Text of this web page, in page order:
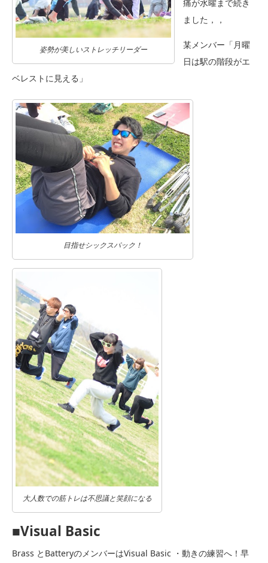
姿勢が美しいストレッチリーダー
痛が水曜まで続き
ました，，
某メンバー「月曜
日は駅の階段がエ
ベレストに見える」
目指せシックスパック！
大人数での筋トレは不思議と笑顔になる
■Visual Basic
Brass とBatteryのメンバーはVisual Basic ・動きの練習へ！早